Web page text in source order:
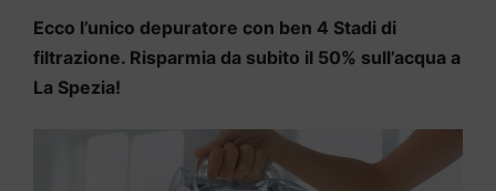
Ecco l’unico depuratore con ben 4 Stadi di
filtrazione. Risparmia da subito il 50% sull’acqua a
La Spezia!